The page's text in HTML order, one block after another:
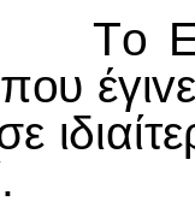
Τo
oυ έγιv